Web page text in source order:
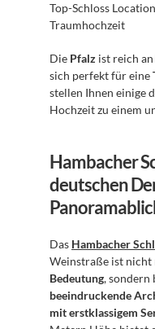
Top-Schloss
Traumhochzeit
Die Pfalz ist reich
sich perfekt für eine
stellen Ihnen einige
Hochzeit zu einem
Hambacher
deutschen
Das Hambacher
Weinstraße ist nicht
Bedeutung
beeindruckende
mit erstklassigem